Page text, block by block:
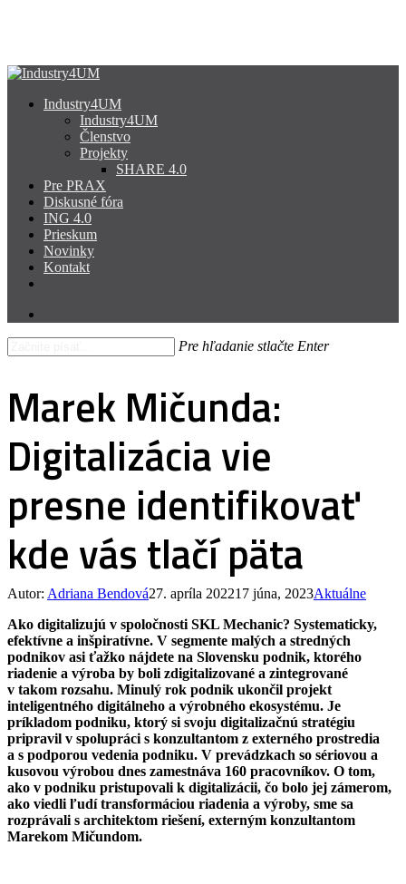
content
search
Menu
Industry4UM
Industry4UM
Členstvo
Projekty
SHARE 4.0
Pre PRAX
Diskusné fóra
ING 4.0
Prieskum
Novinky
Kontakt
Pre hľadanie stlačte Enter
Marek Mičunda:
Digitalizácia vie
presne identifikovať
kde vás tlačí päta
Autor: Adriana Bendová27. apríla 202217 júna, 2023Aktuálne
Ako digitalizujú v spoločnosti SKL Mechanic? Systematicky,
efektívne a inšpiratívne. V segmente malých a stredných
podnikov asi ťažko nájdete na Slovensku podnik, ktorého
riadenie a výroba by boli zdigitalizované a zintegrované
v takom rozsahu. Minulý rok podnik ukončil projekt
inteligentného digitálneho a výrobného ekosystému. Je
príkladom podniku, ktorý si svoju digitalizačnú stratégiu
pripravil v spolupráci s konzultantom z externého prostredia
a s podporou vedenia podniku. V prevádzkach so sériovou a
kusovou výrobou dnes zamestnáva 160 pracovníkov. O tom,
ako v podniku pristupovali k digitalizácii, čo bolo jej zámerom,
ako viedli ľudí transformáciou riadenia a výroby, sme sa
rozprávali s architektom riešení, externým konzultantom
Marekom Mičundom.